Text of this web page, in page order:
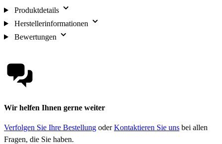
Produktdetails
Herstellerinformationen
Bewertungen
Wir helfen Ihnen gerne weiter
Verfolgen Sie Ihre Bestellung oderKontaktieren Sie uns bei allen
Fragen, die Sie haben.